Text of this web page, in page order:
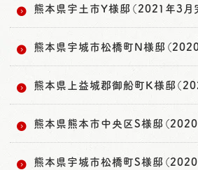
熊本県宇土市Y様邸（2021年3月
熊本県宇城市松橋町N様邸（
熊本県上益城郡御船町K様邸（
熊本県熊本市中央区S様邸（2020
熊本県宇城市松橋町S様邸（2020